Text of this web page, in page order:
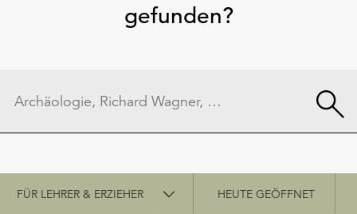
gefunden?
Schnellzugriff
FÜR LEHRER & ERZIEHER HEUTE GEÖFFNET